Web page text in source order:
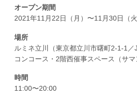
オープン期間
2021年11月22日（月）〜11月30日（火
場所
ルミネ立川（東京都立川市曙町2-1-1
コンコース・2階西催事スペース（サマ
時間
11:00〜20:00